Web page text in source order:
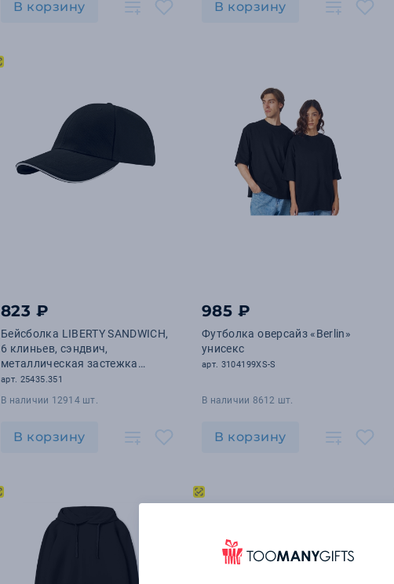
В корзину В корзину
823 ₽
Бейсболка LIBERTY SANDWICH,
6 клиньев, сэндвич,
металлическая застежка
(черный, белый)
арт. 25435.351
В наличии 12914 шт.
В корзину
985 ₽
Футболка оверсайз «Berlin»
унисекс
арт. 3104199XS-S
В наличии 8612 шт.
В корзину